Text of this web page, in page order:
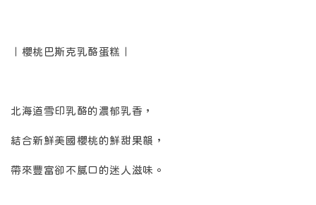
｜櫻桃巴斯克乳酪蛋糕｜
北海道雪印乳酪的濃郁乳香，
結合新鮮美國櫻桃的鮮甜果韻，
帶來豐富卻不膩口的迷人滋味。